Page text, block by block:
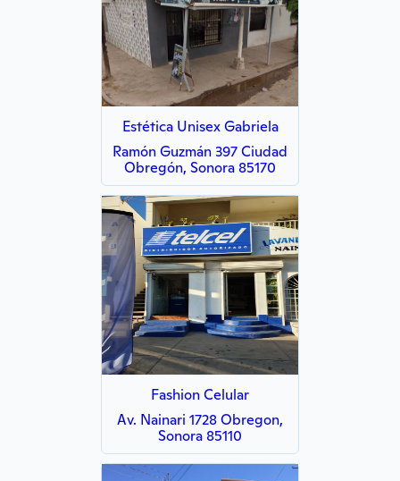
Estética Unisex Gabriela
Ramón Guzmán 397 Ciudad
Obregón, Sonora 85170
Fashion Celular
Av. Nainari 1728 Obregon,
Sonora 85110